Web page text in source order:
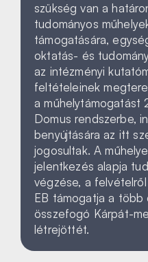
szükség van a
tudományos
támogatására,
oktatás- és
az intézményi
feltételeinek
a
Domus rendszerbe,
benyújtására az itt
jogosultak. A
jelentkezés alapja
végzése, a
EB támogatja a több
összefogó Kárpát-
létrejöttét.